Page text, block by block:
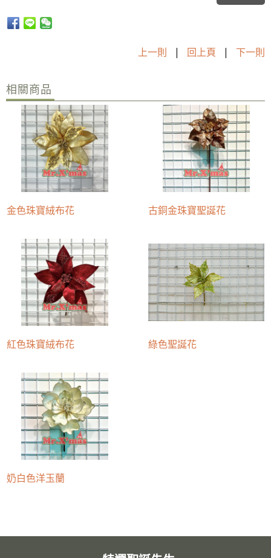
上一則 | 回上頁 | 下一則
相關商品
金色珠寶絨布花 古銅金珠寶聖誕花
紅色珠寶絨布花 綠色聖誕花
奶白色洋玉蘭